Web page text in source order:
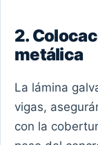
2.
metálica
La lámina
vigas,
con la